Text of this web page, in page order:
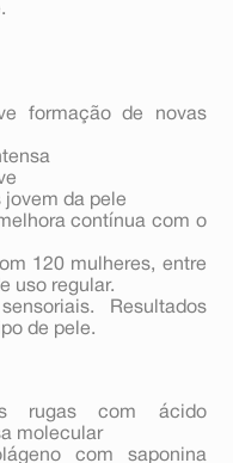
formação de novas
da pele
contínua com o
120 mulheres, entre
uso regular.
Resultados
de pele.
rugas com ácido
molecular
com saponina